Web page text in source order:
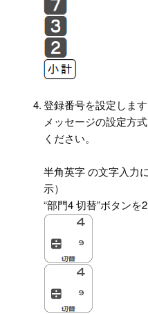
4. 登録番号を設定します
メッセージの設定方
ください。
半角英字 の文字入力
示）
“部門4 切替”ボタンを